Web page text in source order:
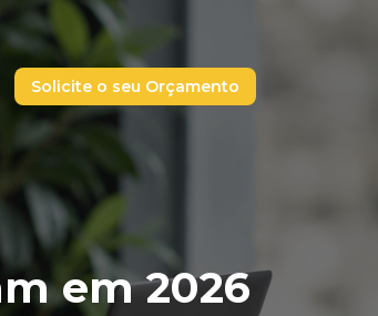
Solicite o seu Orçamento
em 2026